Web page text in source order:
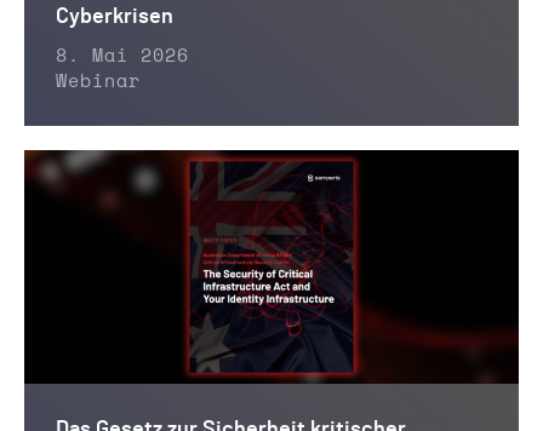
Cyberkrisen
8. Mai 2026
Webinar